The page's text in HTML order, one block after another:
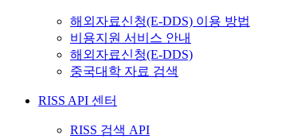
해외자료신청(E-DDS) 이용 방법
비용지원 서비스 안내
해외자료신청(E-DDS)
중국대학 자료 검색
RISS API 센터
RISS 검색 API